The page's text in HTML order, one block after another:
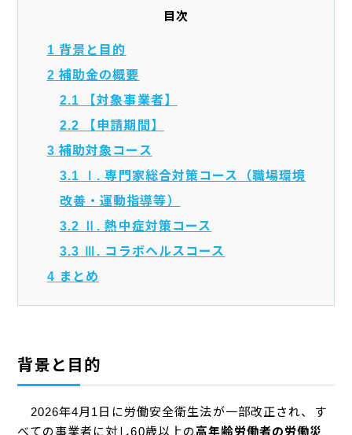
目次
1 背景と目的
2 補助金の概要
2.1 【対象事業者】
2.2 【申請期間】
3 補助対象コース
3.1 Ⅰ. 専門家総合対策コース（職場環境
改善・運動指導等）
3.2 Ⅱ. 熱中症対策コース
3.3 Ⅲ. コラボヘルスコース
4 まとめ
背景と目的
2026年4月1日に労働安全衛生法が一部改正され、す
べての事業者に対し60歳以上の高年齢労働者の労働災